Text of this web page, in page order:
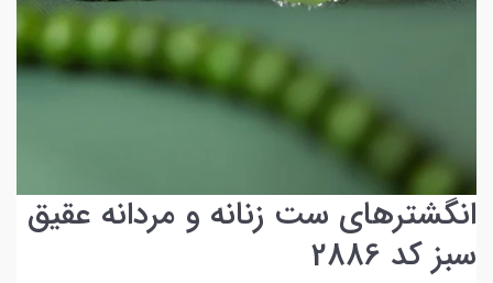
انگشترهای ست زنانه و مردانه عقیق
سبز کد 2886